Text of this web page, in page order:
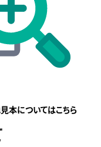
本についてはこちら